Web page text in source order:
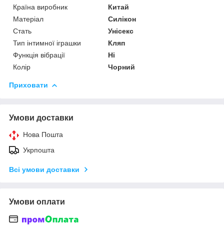
Країна виробник
Китай
Матеріал
Силікон
Стать
Унісекс
Тип інтимної іграшки
Кляп
Функція вібрації
Ні
Колір
Чорний
Приховати
Умови доставки
Нова Пошта
Укрпошта
Всі умови доставки
Умови оплати